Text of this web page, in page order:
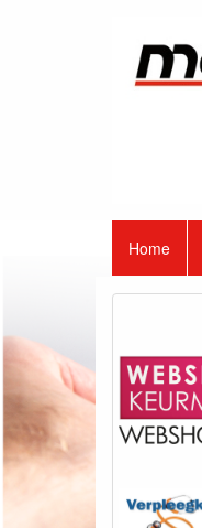
Home